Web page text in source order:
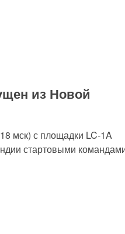
из Новой
мск) с площадки LC-1A
стартовыми